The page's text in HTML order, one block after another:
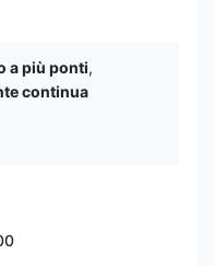
a più ponti,
continua